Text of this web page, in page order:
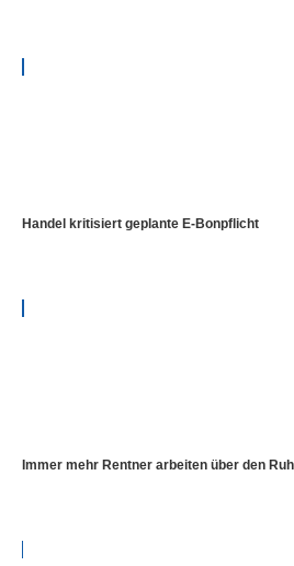
Handel kritisiert geplante E-Bonpflicht
Immer mehr Rentner arbeiten über den